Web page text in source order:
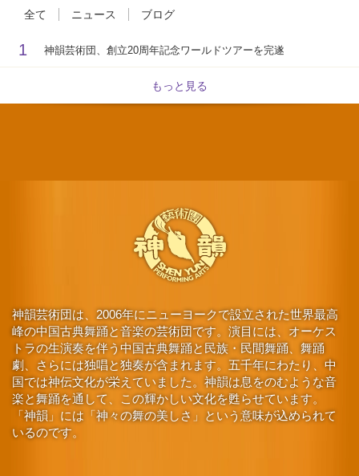
全て ニュース ブログ
1 神韻芸術団、創立20周年記念ワールドツアーを完遂
もっと見る
神韻芸術団は、2006年にニューヨークで設立された世界最高
峰の中国古典舞踊と音楽の芸術団です。演目には、オーケス
トラの生演奏を伴う中国古典舞踊と民族・民間舞踊、舞踊
劇、さらには独唱と独奏が含まれます。五千年にわたり、中
国では神伝文化が栄えていました。神韻は息をのむような音
楽と舞踊を通して、この輝かしい文化を甦らせています。
「神韻」には「神々の舞の美しさ」という意味が込められて
いるのです。